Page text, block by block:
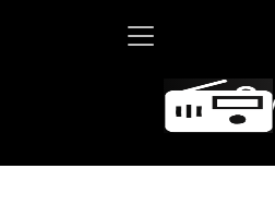
Martha Debayle